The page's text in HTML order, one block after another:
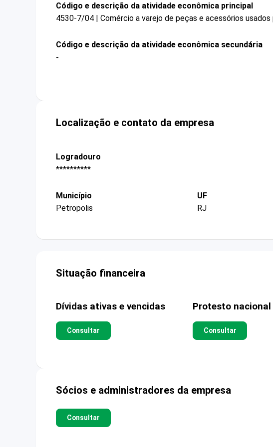
Código e descrição da atividade econômica principal
4530-7/04 | Comércio a varejo de peças e acessórios
Código e descrição da atividade econômica secundária
-
Localização e contato da empresa
Logradouro
**********
Município
Petropolis
UF
RJ
Situação financeira
Dívidas ativas e vencidas
Consultar
Protesto nacional
Consultar
Sócios e administradores da empresa
Consultar